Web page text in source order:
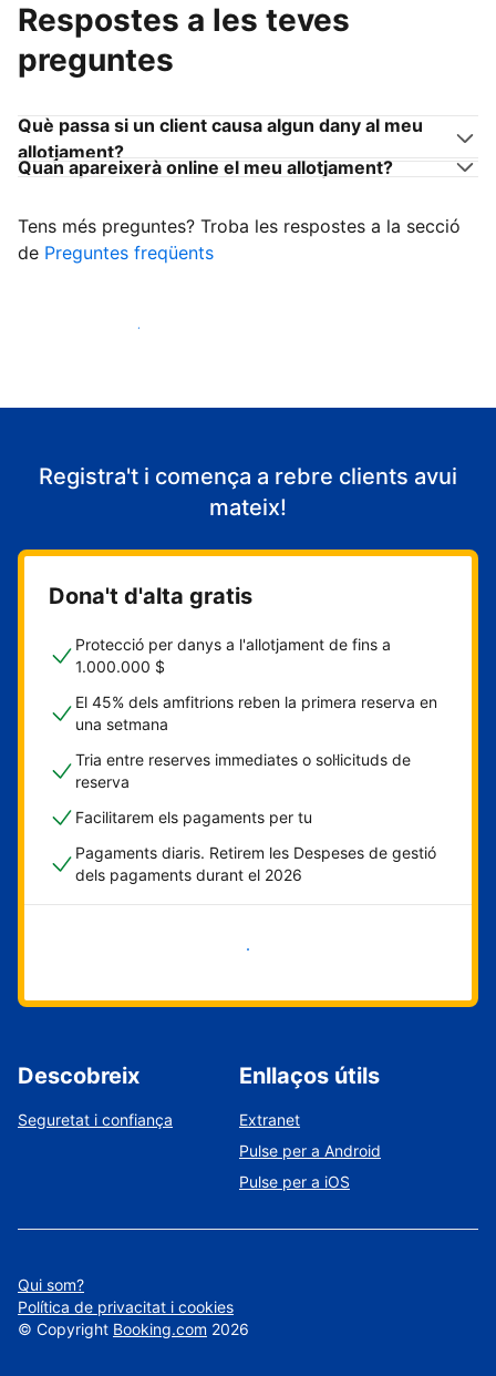
Respostes a les teves
preguntes
Què passa si un client causa algun dany al meu
allotjament?
Quan apareixerà online el meu allotjament?
Tens més preguntes? Troba les respostes a la secció
de Preguntes freqüents
Comença a rebre clients
Registra't i comença a rebre clients avui
mateix!
Dona't d'alta gratis
Protecció per danys a l'allotjament de fins a
1.000.000 $
El 45% dels amfitrions reben la primera reserva en
una setmana
Tria entre reserves immediates o sol·licituds de
reserva
Facilitarem els pagaments per tu
Pagaments diaris. Retirem les Despeses de gestió
dels pagaments durant el 2026
Comença ara
Descobreix
Seguretat i confiança
Enllaços útils
Extranet
Pulse per a Android
Pulse per a iOS
Qui som?
Política de privacitat i cookies
© Copyright Booking.com 2026